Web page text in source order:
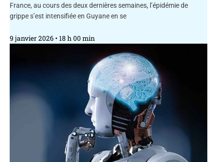
France, au cours des deux dernières semaines, l’épidémie de
grippe s’est intensifiée en Guyane en se
9 janvier 2026 18 h 00 min